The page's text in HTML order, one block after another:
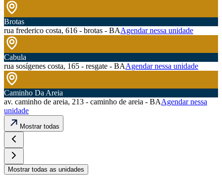
Brotas
rua frederico costa, 616 - brotas - BAAgendar nessa unidade
Cabula
rua sosígenes costa, 165 - resgate - BAAgendar nessa unidade
Caminho Da Areia
av. caminho de areia, 213 - caminho de areia - BAAgendar nessa
unidade
Mostrar todas
Mostrar todas as unidades